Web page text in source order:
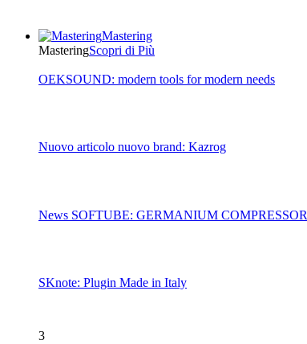
Mastering
MasteringScopri di Più
OEKSOUND: modern tools for modern needs
Nuovo articolo nuovo brand: Kazrog
News SOFTUBE: GERMANIUM COMPRESSOR
SKnote: Plugin Made in Italy
3